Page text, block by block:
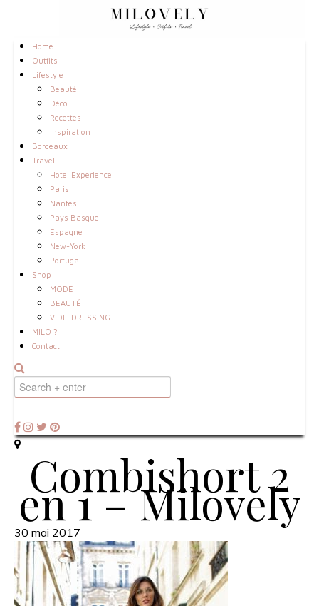
Home
Outfits
Lifestyle
Beauté
Déco
Recettes
Inspiration
Bordeaux
Travel
Hotel Experience
Paris
Nantes
Pays Basque
Espagne
New-York
Portugal
Shop
MODE
BEAUTÉ
VIDE-DRESSING
MILO ?
Contact
Combishort 2
en 1 – Milovely
30 mai 2017